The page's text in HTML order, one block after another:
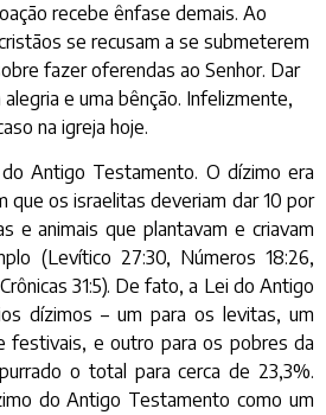
recebe ênfase demais. Ao
se recusam a se submeterem
fazer oferendas ao Senhor. Dar
e uma bênção. Infelizmente,
na igreja hoje.
Antigo Testamento. O dízimo era
que os israelitas deveriam dar 10 por
e animais que plantavam e criavam
(Levítico 27:30, Números 18:26,
31:5). De fato, a Lei do Antigo
dízimos – um para os levitas, um
festivais, e outro para os pobres da
o total para cerca de 23,3%.
do Antigo Testamento como um